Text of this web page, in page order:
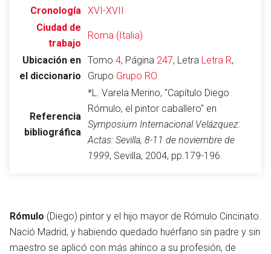
Abrir menú principal
Vigilar
Cronología XVI-XVII
Ciudad de
trabajo
Roma (Italia)
Ubicación en
el diccionario
Tomo 4, Página 247, Letra Letra R,
Grupo Grupo RO
Referencia
bibliográfica
*L. Varela Merino, "Capítulo Diego
Rómulo, el pintor caballero" en
Symposium Internacional Velázquez:
Actas: Sevilla, 8-11 de noviembre de
1999, Sevilla, 2004, pp.179-196.
Rómulo (Diego) pintor y el hijo mayor de Rómulo Cincinato.
Nació Madrid, y habiendo quedado huérfano sin padre y sin
maestro se aplicó con más ahínco a su profesión, de